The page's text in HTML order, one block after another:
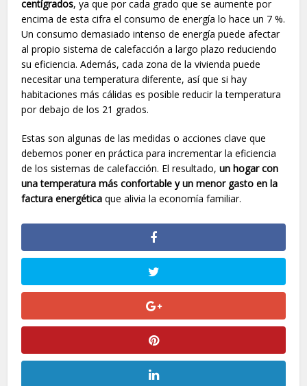
centígrados, ya que por cada grado que se aumente por
encima de esta cifra el consumo de energía lo hace un 7 %.
Un consumo demasiado intenso de energía puede afectar
al propio sistema de calefacción a largo plazo reduciendo
su eficiencia. Además, cada zona de la vivienda puede
necesitar una temperatura diferente, así que si hay
habitaciones más cálidas es posible reducir la temperatura
por debajo de los 21 grados.
Estas son algunas de las medidas o acciones clave que
debemos poner en práctica para incrementar la eficiencia
de los sistemas de calefacción. El resultado,un hogar con
una temperatura más confortable y un menor gasto en la
factura energética que alivia la economía familiar.